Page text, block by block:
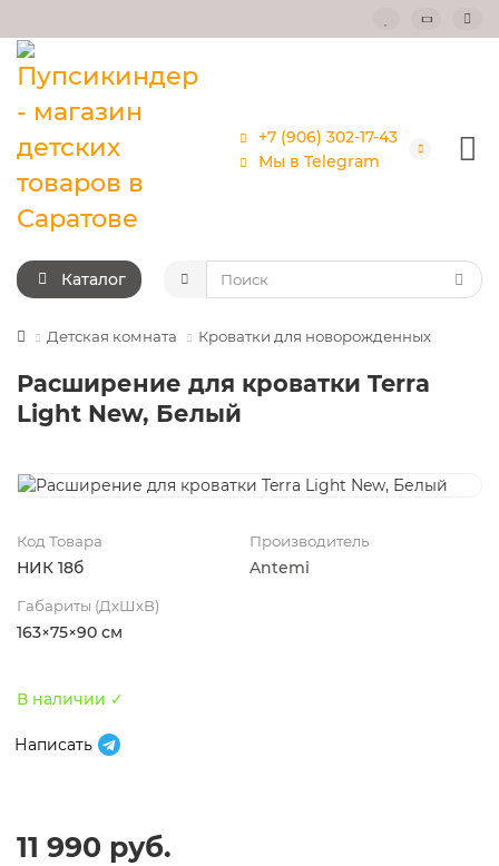
+7 (906) 302-17-43
Мы в Telegram
Каталог
Детская комната Кроватки для новорожденных
Расширение для кроватки Terra
Light New, Белый
Код Товара
НИК 18б
Производитель
Antemi
Габариты (ДхШхВ)
163×75×90 см
В наличии ✓
Написать
11 990 руб.